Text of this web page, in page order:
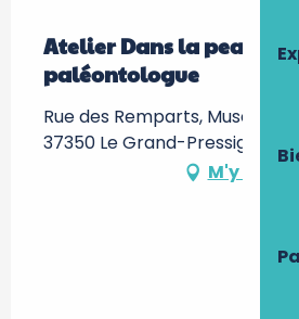
Atelier Dans la peau
paléontologue
Rue des Remparts, Musée de
37350 Le Grand-Pressigny
M'y rendre